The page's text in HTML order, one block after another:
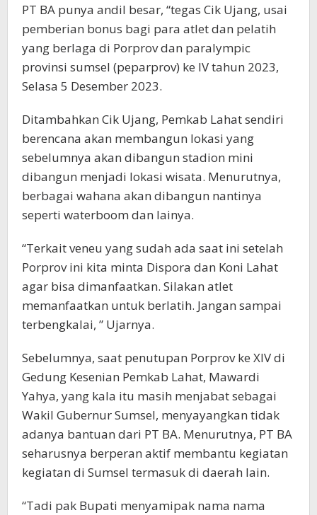
PT BA punya andil besar, “tegas Cik Ujang, usai
pemberian bonus bagi para atlet dan pelatih
yang berlaga di Porprov dan paralympic
provinsi sumsel (peparprov) ke IV tahun 2023,
Selasa 5 Desember 2023.
Ditambahkan Cik Ujang, Pemkab Lahat sendiri
berencana akan membangun lokasi yang
sebelumnya akan dibangun stadion mini
dibangun menjadi lokasi wisata. Menurutnya,
berbagai wahana akan dibangun nantinya
seperti waterboom dan lainya.
“Terkait veneu yang sudah ada saat ini setelah
Porprov ini kita minta Dispora dan Koni Lahat
agar bisa dimanfaatkan. Silakan atlet
memanfaatkan untuk berlatih. Jangan sampai
terbengkalai, ” Ujarnya.
Sebelumnya, saat penutupan Porprov ke XIV di
Gedung Kesenian Pemkab Lahat, Mawardi
Yahya, yang kala itu masih menjabat sebagai
Wakil Gubernur Sumsel, menyayangkan tidak
adanya bantuan dari PT BA. Menurutnya, PT BA
seharusnya berperan aktif membantu kegiatan
kegiatan di Sumsel termasuk di daerah lain.
“Tadi pak Bupati menyamipak nama nama